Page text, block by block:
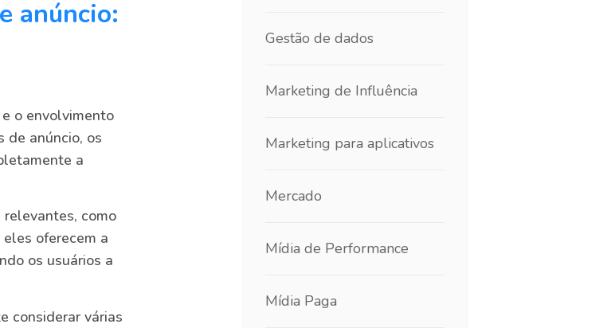
anúncio:
o envolvimento
de anúncio, os
a
como
oferecem a
os usuários a
considerar várias
Gestão de dados
Marketing de Influência
Marketing para aplicativos
Mercado
Mídia de Performance
Mídia Paga